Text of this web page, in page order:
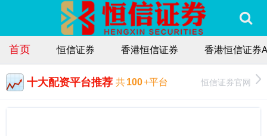
首页 恒信证券 香港恒信证券 香港恒信证券
十大配资平台推荐 共100+平台 恒信证券官网